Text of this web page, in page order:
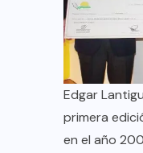
Edgar
primera
en el año